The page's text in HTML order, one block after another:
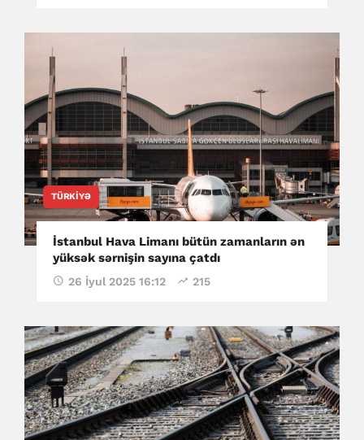
TÜRKIYƏ
İstanbul Hava Limanı bütün zamanların ən
yüksək sərnişin sayına çatdı
26 İyul 2025 16:12 215